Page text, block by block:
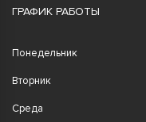
ГРАФИК РАБОТЫ
Понедельник
Вторник
Среда